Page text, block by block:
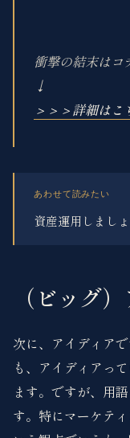
衝撃の結末はコ
↓
＞＞＞詳細はこ
あわせて読みたい
資産運用しまし
（ビッグ
次に、アイディア
も、アイディアっ
ます。ですが、用
す。特にマーケテ